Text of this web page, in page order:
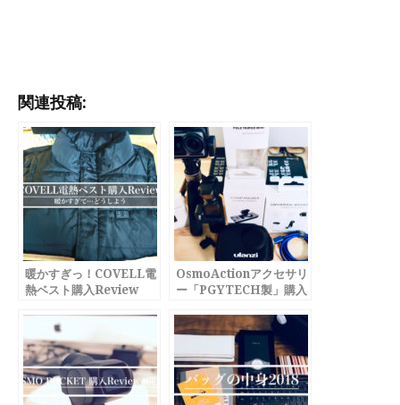
関連投稿:
暖かすぎっ！COVELL電
熱ベスト購入Review
OsmoActionアクセサリ
ー「PGYTECH製」購入